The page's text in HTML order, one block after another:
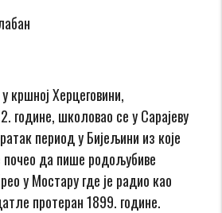
кршној Херцеговини,
године, школовао се у Сарајеву
период у Бијељини из које
почео да пише родољубиве
у Мостару где је радио као
протеран 1899. године.